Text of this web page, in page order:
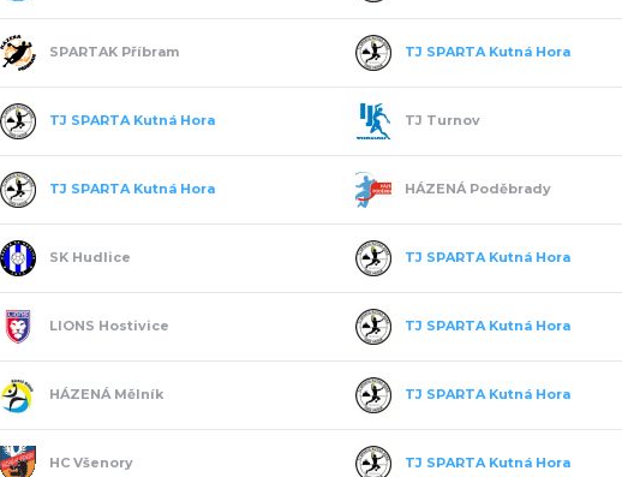
SPARTAK Příbram TJ SPARTA Kutná Hora
TJ SPARTA Kutná Hora TJ Turnov
TJ SPARTA Kutná Hora HÁZENÁ Poděbrady
SK Hudlice TJ SPARTA Kutná Hora
LIONS Hostivice TJ SPARTA Kutná Hora
HÁZENÁ Mělník TJ SPARTA Kutná Hora
HC Všenory TJ SPARTA Kutná Hora